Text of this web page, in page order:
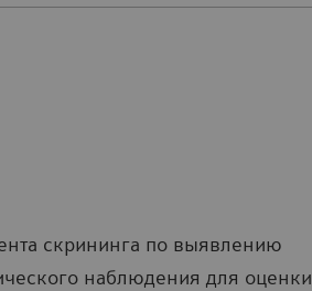
скрининга по выявлению
наблюдения для оценки